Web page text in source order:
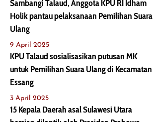
Sambangi Talaud, Anggota KPU RI Idham
Holik pantau pelaksanaan Pemilihan Suara
Ulang
9 April 2025
KPU Talaud sosialisasikan putusan MK
untuk Pemilihan Suara Ulang di Kecamatan
Essang
3 April 2025
15 Kepala Daerah asal Sulawesi Utara